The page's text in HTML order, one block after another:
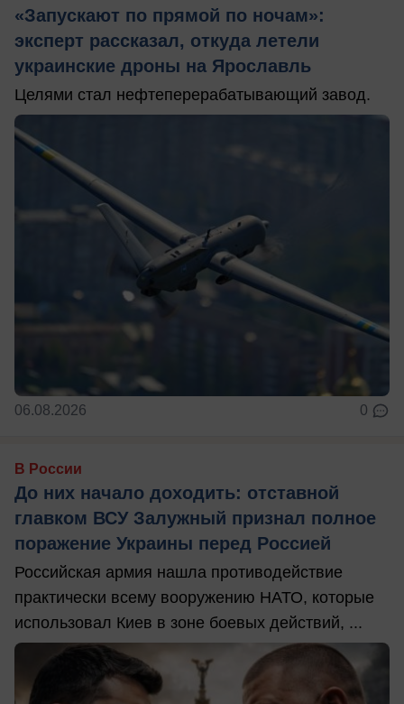
«Запускают по прямой по ночам»:
эксперт рассказал, откуда летели
украинские дроны на Ярославль
Целями стал нефтеперерабатывающий завод.
06.08.2026 0
В России
До них начало доходить: отставной
главком ВСУ Залужный признал полное
поражение Украины перед Россией
Российская армия нашла противодействие
практически всему вооружению НАТО, которые
использовал Киев в зоне боевых действий, ...